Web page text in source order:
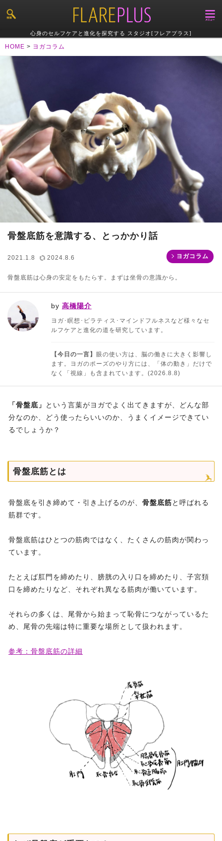
心身のセルフケアと進化を探究する スタジオ[フレアプラス]
HOME > ヨガコラム
骨盤底筋を意識する、とっかかり話
2021.1.8 2024.8.6 ヨガコラム
骨盤底筋は心身の安定をもたらす。まずは坐骨の意識から。
by 高橋陽介
ヨガ･瞑想･ピラティス･マインドフルネスなど様々なセ
ルフケアと進化の道を研究しています。
【今日の一言】 眼の使い方は、脳の働きに大きく影響し
ます。ヨガのポーズのやり方には、「体の動き」だけで
なく「視線」も含まれています。(2026.8.8)
「骨盤底」
という言葉がヨガでよく出てきますが、どんな部
分なのか、どう使ったらいいのか、うまくイメージできてい
るでしょうか？
骨盤底筋とは
骨盤底を引き締めて・引き上げるのが、 骨盤底筋と呼ばれる
筋群です。
骨盤底筋はひとつの筋肉ではなく、たくさんの筋肉が関わっ
ています。
たとえば肛門を締めたり、膀胱の入り口を締めたり、子宮頚
口を締めたりなど、それぞれ異なる筋肉が働いています。
それらの多くは、尾骨から始まって恥骨につながっているた
め、尾骨の先端は特に重要な場所として扱われます。
参考：骨盤底筋の詳細